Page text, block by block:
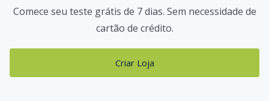
Comece seu teste grátis de 7 dias. Sem necessidade de
cartão de crédito.
Criar Loja